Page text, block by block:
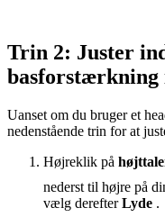
Trin 2: Juster
basforstærkning
Uanset om du bruger et
nedenstående trin for at
Højreklik på
nederst til højre på
vælg derefterLyde .